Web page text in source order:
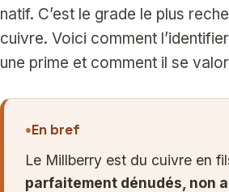
natif. C’est le grade le plus
cuivre. Voici comment
une prime et comment il se
En bref
Le Millberry est du cuivre en
parfaitement dénudés, non